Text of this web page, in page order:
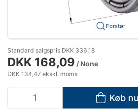
Forstør
Standard salgspris DKK 336,18
DKK 168,09 / None
DKK 134,47 ekskl. moms
Køb nu